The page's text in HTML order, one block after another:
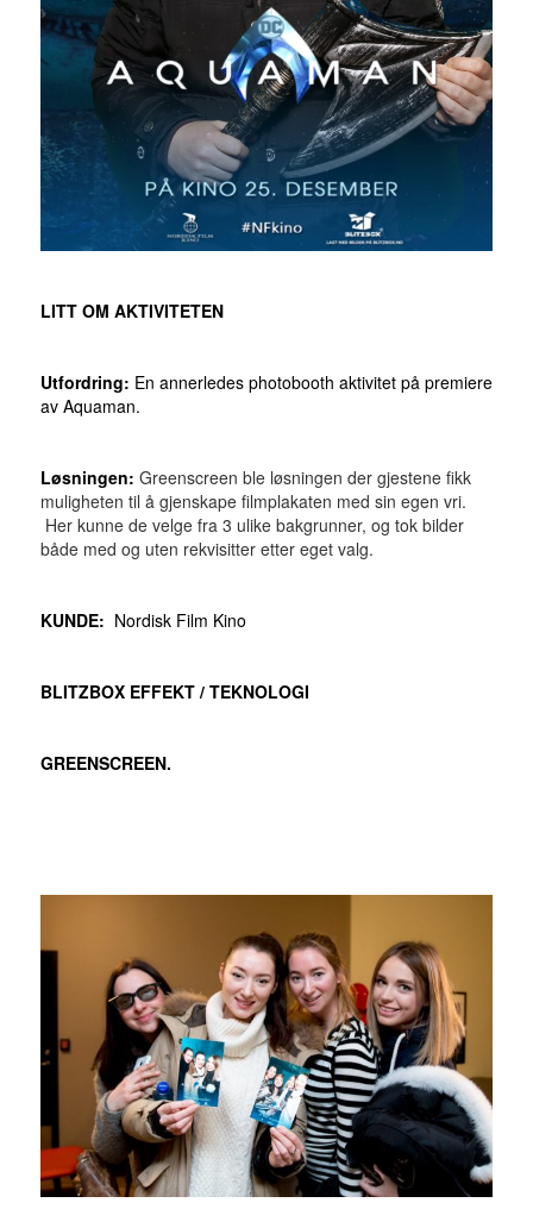
LITT OM AKTIVITETEN
Utfordring: En annerledes photobooth aktivitet på premiere
av Aquaman.
Løsningen: Greenscreen ble løsningen der gjestene fikk
muligheten til å gjenskape filmplakaten med sin egen vri.
Her kunne de velge fra 3 ulike bakgrunner, og tok bilder
både med og uten rekvisitter etter eget valg.
KUNDE: Nordisk Film Kino
BLITZBOX EFFEKT / TEKNOLOGI
GREENSCREEN.